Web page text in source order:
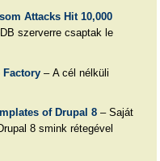
Attacks Hit 10,000
szerverre csaptak le
Factory– A cél nélküli
of Drupal 8– Saját
8 smink rétegével